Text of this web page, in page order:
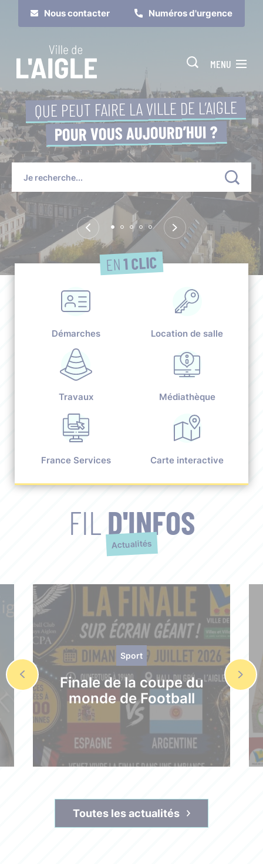
Nous contacter Numéros d'urgence
Je suis Je participe
MENU
QUE PEUT FAIRE LA VILLE DE L’AIGLE
POUR VOUS AUJOURD’HUI ?
EN1 CLIC
Démarches Location de salle
Travaux Médiathèque
France Services Carte interactive
FIL D'INFOS
Actualités
Sport
Finale de la coupe du
monde de Football
Toutes les actualités
Cookies management panel